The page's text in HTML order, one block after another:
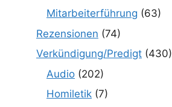
Mitarbeiterführung (63)
Rezensionen (74)
Verkündigung/Predigt (430)
Audio (202)
Homiletik (7)